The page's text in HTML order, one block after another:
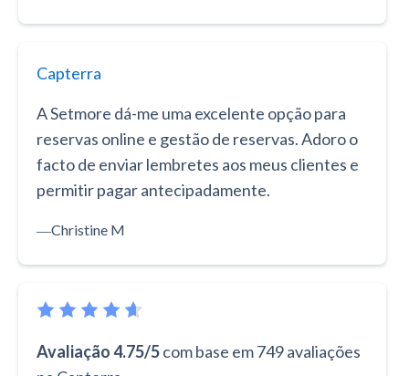
Capterra
A Setmore dá-me uma excelente opção para
reservas online e gestão de reservas. Adoro o
facto de enviar lembretes aos meus clientes e
permitir pagar antecipadamente.
―Christine M
Avaliação 4.75/5com base em 749 avaliações